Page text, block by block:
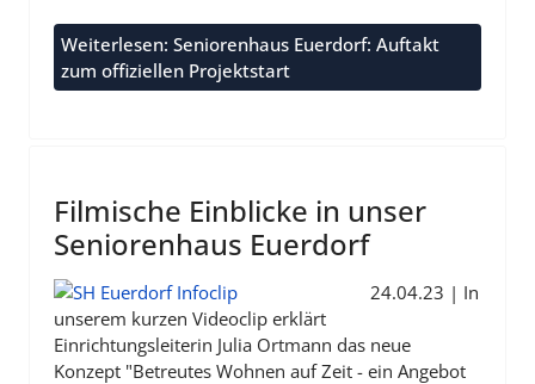
Weiterlesen: Seniorenhaus Euerdorf: Auftakt
zum offiziellen Projektstart
Filmische Einblicke in unser
Seniorenhaus Euerdorf
24.04.23 | In
unserem kurzen Videoclip erklärt
Einrichtungsleiterin Julia Ortmann das neue
Konzept "Betreutes Wohnen auf Zeit - ein Angebot